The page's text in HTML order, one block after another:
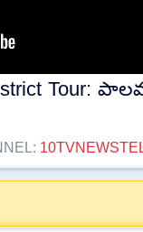
Tour: